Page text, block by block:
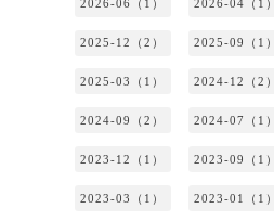
2026-06（1） 2026-04（1）
2025-12（2） 2025-09（1）
2025-03（1） 2024-12（2）
2024-09（2） 2024-07（1）
2023-12（1） 2023-09（1）
2023-03（1） 2023-01（1）